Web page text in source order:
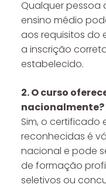
Qualquer pessoa
ensino médio
aos requisitos do
a inscrição
estabelecido.
2. O curso
nacionalmente?
Sim, o certificado
reconhecidas é
nacional e pode
de formação
seletivos ou